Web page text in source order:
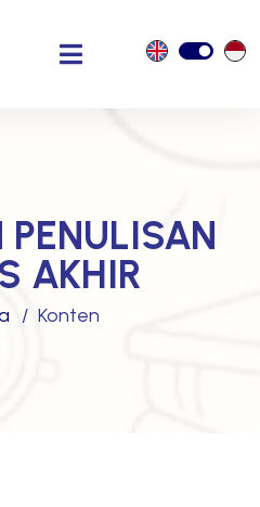
AKHIR
Konten